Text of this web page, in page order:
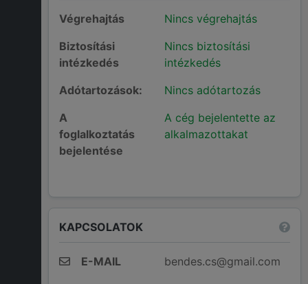
Végrehajtás
Nincs végrehajtás
Biztosítási
intézkedés
Nincs biztosítási
intézkedés
Adótartozások:
Nincs adótartozás
A
foglalkoztatás
bejelentése
A cég bejelentette az
alkalmazottakat
KAPCSOLATOK
E-MAIL bendes.cs@gmail.com